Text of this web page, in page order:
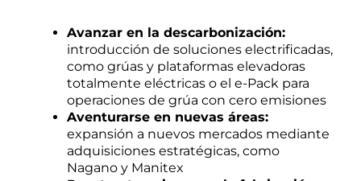
Avanzar en la descarbonización:
introducción de soluciones electrificadas,
como grúas y plataformas elevadoras
totalmente eléctricas o el e-Pack para
operaciones de grúa con cero emisiones
Aventurarse en nuevas áreas:
expansión a nuevos mercados mediante
adquisiciones estratégicas, como
Nagano y Manitex